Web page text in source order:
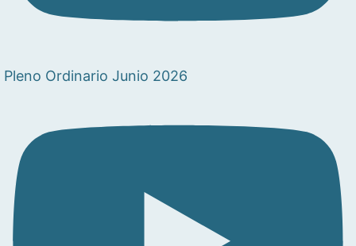
Pleno Ordinario Junio 2026